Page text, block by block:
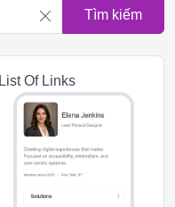
Tìm kiếm
List Of Links